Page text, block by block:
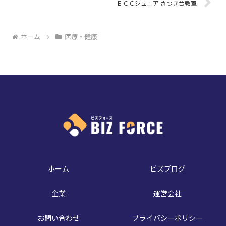
ＥＣＣジュニア さつき台教室
ホーム 医療・健康
ホーム ビズブログ
企業 運営会社
お問い合わせ プライバシーポリシー